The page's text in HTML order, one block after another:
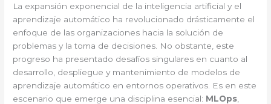
La expansión exponencial de la inteligencia artificial y el
aprendizaje automático ha revolucionado drásticamente el
enfoque de las organizaciones hacia la solución de
problemas y la toma de decisiones. No obstante, este
progreso ha presentado desafíos singulares en cuanto al
desarrollo, despliegue y mantenimiento de modelos de
aprendizaje automático en entornos operativos. Es en este
escenario que emerge una disciplina esencial: MLOps